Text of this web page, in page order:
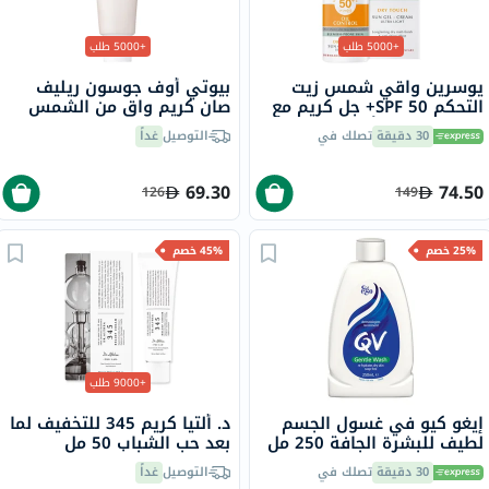
+5000 طلب
يوسرين واقي شمس زيت
التحكم SPF 50+ جل كريم مع
لمسة جافة وتأثير مضاد
لللمعان للبشرة المعرضة
30 دقيقة تصلك في
74.50
149
+5000 طلب
بيوتي أوف جوسون ريليف
صان كريم واقٍ من الشمس
عضوي بلأرز والبروبيوتيك
التوصيلغداً
69.30
126
25% خصم
إيغو كيو في غسول الجسم
لطيف للبشرة الجافة 250 مل
30 دقيقة تصلك في
45% خصم
+9000 طلب
د. ألتيا كريم 345 للتخفيف لما
بعد حب الشباب 50 مل
التوصيلغداً